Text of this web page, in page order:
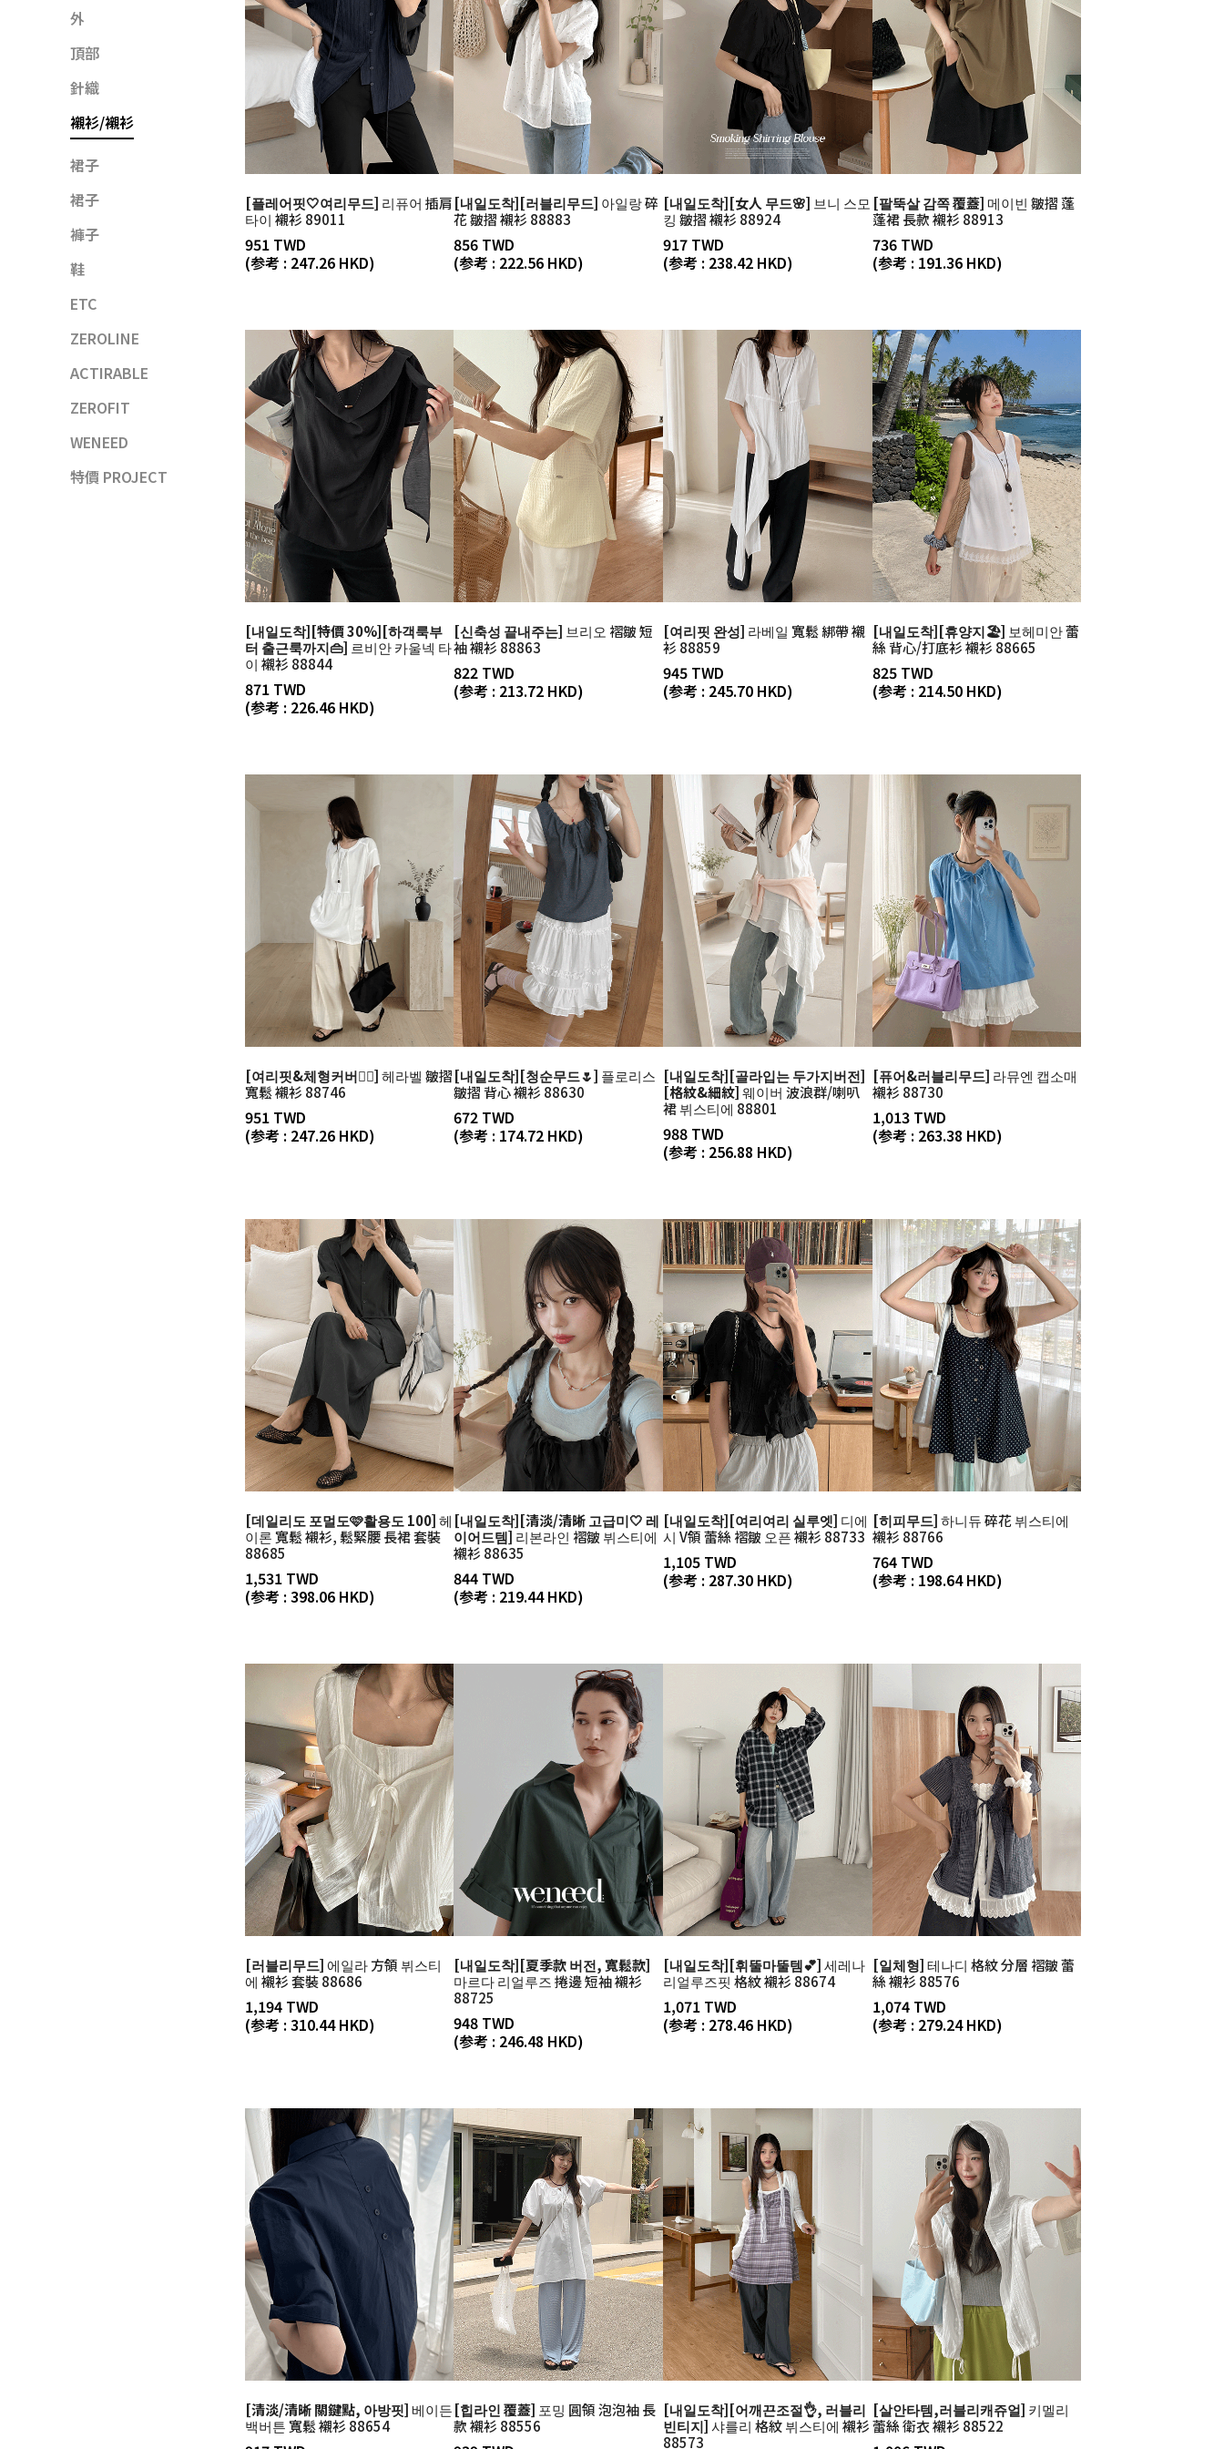
外
頂部
針織
襯衫/襯衫
裙子
裙子
褲子
鞋
ETC
ZEROLINE
ACTIRABLE
ZEROFIT
WENEED
特價 PROJECT
[플레어핏🤍여리무드] 리퓨어 插肩
타이 襯衫 89011
951 TWD
(参考 : 247.26 HKD)
[내일도착][러블리무드] 아일랑 碎
花 皺摺 襯衫 88883
856 TWD
(参考 : 222.56 HKD)
[내일도착][女人 무드🌸] 브니 스모
킹 皺摺 襯衫 88924
917 TWD
(参考 : 238.42 HKD)
[팔뚝살 감쪽 覆蓋]메이빈 皺摺 蓬
蓬裙 長款 襯衫 88913
736 TWD
(参考 : 191.36 HKD)
[내일도착][特價 30%][하객룩부
터 출근룩까지👜] 르비안 카울넥 타
이 襯衫 88844
871 TWD
(参考 : 226.46 HKD)
[신축성 끝내주는] 브리오 褶皺 短
袖 襯衫 88863
822 TWD
(参考 : 213.72 HKD)
[여리핏 완성] 라베일 寬鬆 綁帶 襯
衫 88859
945 TWD
(参考 : 245.70 HKD)
[내일도착][휴양지🏖️] 보헤미안 蕾
絲 背心/打底衫 襯衫 88665
825 TWD
(参考 : 214.50 HKD)
[여리핏&체형커버👍🏼]헤라벨 皺摺
寬鬆 襯衫 88746
951 TWD
(参考 : 247.26 HKD)
[내일도착][청순무드🌷] 플로리스
皺摺 背心 襯衫 88630
672 TWD
(参考 : 174.72 HKD)
[내일도착][골라입는 두가지버전]
[格紋&細紋]웨이버 波浪群/喇叭
裙 뷔스티에 88801
988 TWD
(参考 : 256.88 HKD)
[퓨어&러블리무드] 라뮤엔 캡소매
襯衫 88730
1,013 TWD
(参考 : 263.38 HKD)
[데일리도 포멀도🩷활용도 100]헤
이론 寬鬆 襯衫, 鬆緊腰 長裙 套裝
88685
1,531 TWD
(参考 : 398.06 HKD)
[내일도착][清淡/清晰 고급미🤍 레
이어드템] 리본라인 褶皺 뷔스티에
襯衫 88635
844 TWD
(参考 : 219.44 HKD)
[내일도착][여리여리 실루엣] 디에
시 V領 蕾絲 褶皺 오픈 襯衫 88733
1,105 TWD
(参考 : 287.30 HKD)
[히피무드]하니듀 碎花 뷔스티에
襯衫 88766
764 TWD
(参考 : 198.64 HKD)
[러블리무드]에일라 方領 뷔스티
에 襯衫 套裝 88686
1,194 TWD
(参考 : 310.44 HKD)
[내일도착][夏季款 버전, 寬鬆款]
마르다 리얼루즈 捲邊 短袖 襯衫
88725
948 TWD
(参考 : 246.48 HKD)
[내일도착][휘뚤마뚤템💕]세레나
리얼루즈핏 格紋 襯衫 88674
1,071 TWD
(参考 : 278.46 HKD)
[일체형]테나디 格紋 分層 褶皺 蕾
絲 襯衫 88576
1,074 TWD
(参考 : 279.24 HKD)
[清淡/清晰 關鍵點, 아방핏]베이든
백버튼 寬鬆 襯衫 88654
[힙라인 覆蓋] 포밍 圓領 泡泡袖 長
款 襯衫 88556
[내일도착][어깨끈조절👌, 러블리
빈티지]샤를리 格紋 뷔스티에 襯衫
88573
[살안타템,러블리캐쥬얼] 키멜리
蕾絲 衛衣 襯衫 88522